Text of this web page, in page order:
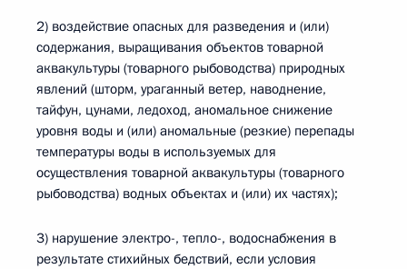
2) воздействие опасных для разведения и (или)
содержания, выращивания объектов товарной
аквакультуры (товарного рыбоводства) природных
явлений (шторм, ураганный ветер, наводнение,
тайфун, цунами, ледоход, аномальное снижение
уровня воды и (или) аномальные (резкие) перепады
температуры воды в используемых для
осуществления товарной аквакультуры (товарного
рыбоводства) водных объектах и (или) их частях);
3) нарушение электро-, тепло-, водоснабжения в
результате стихийных бедствий, если условия